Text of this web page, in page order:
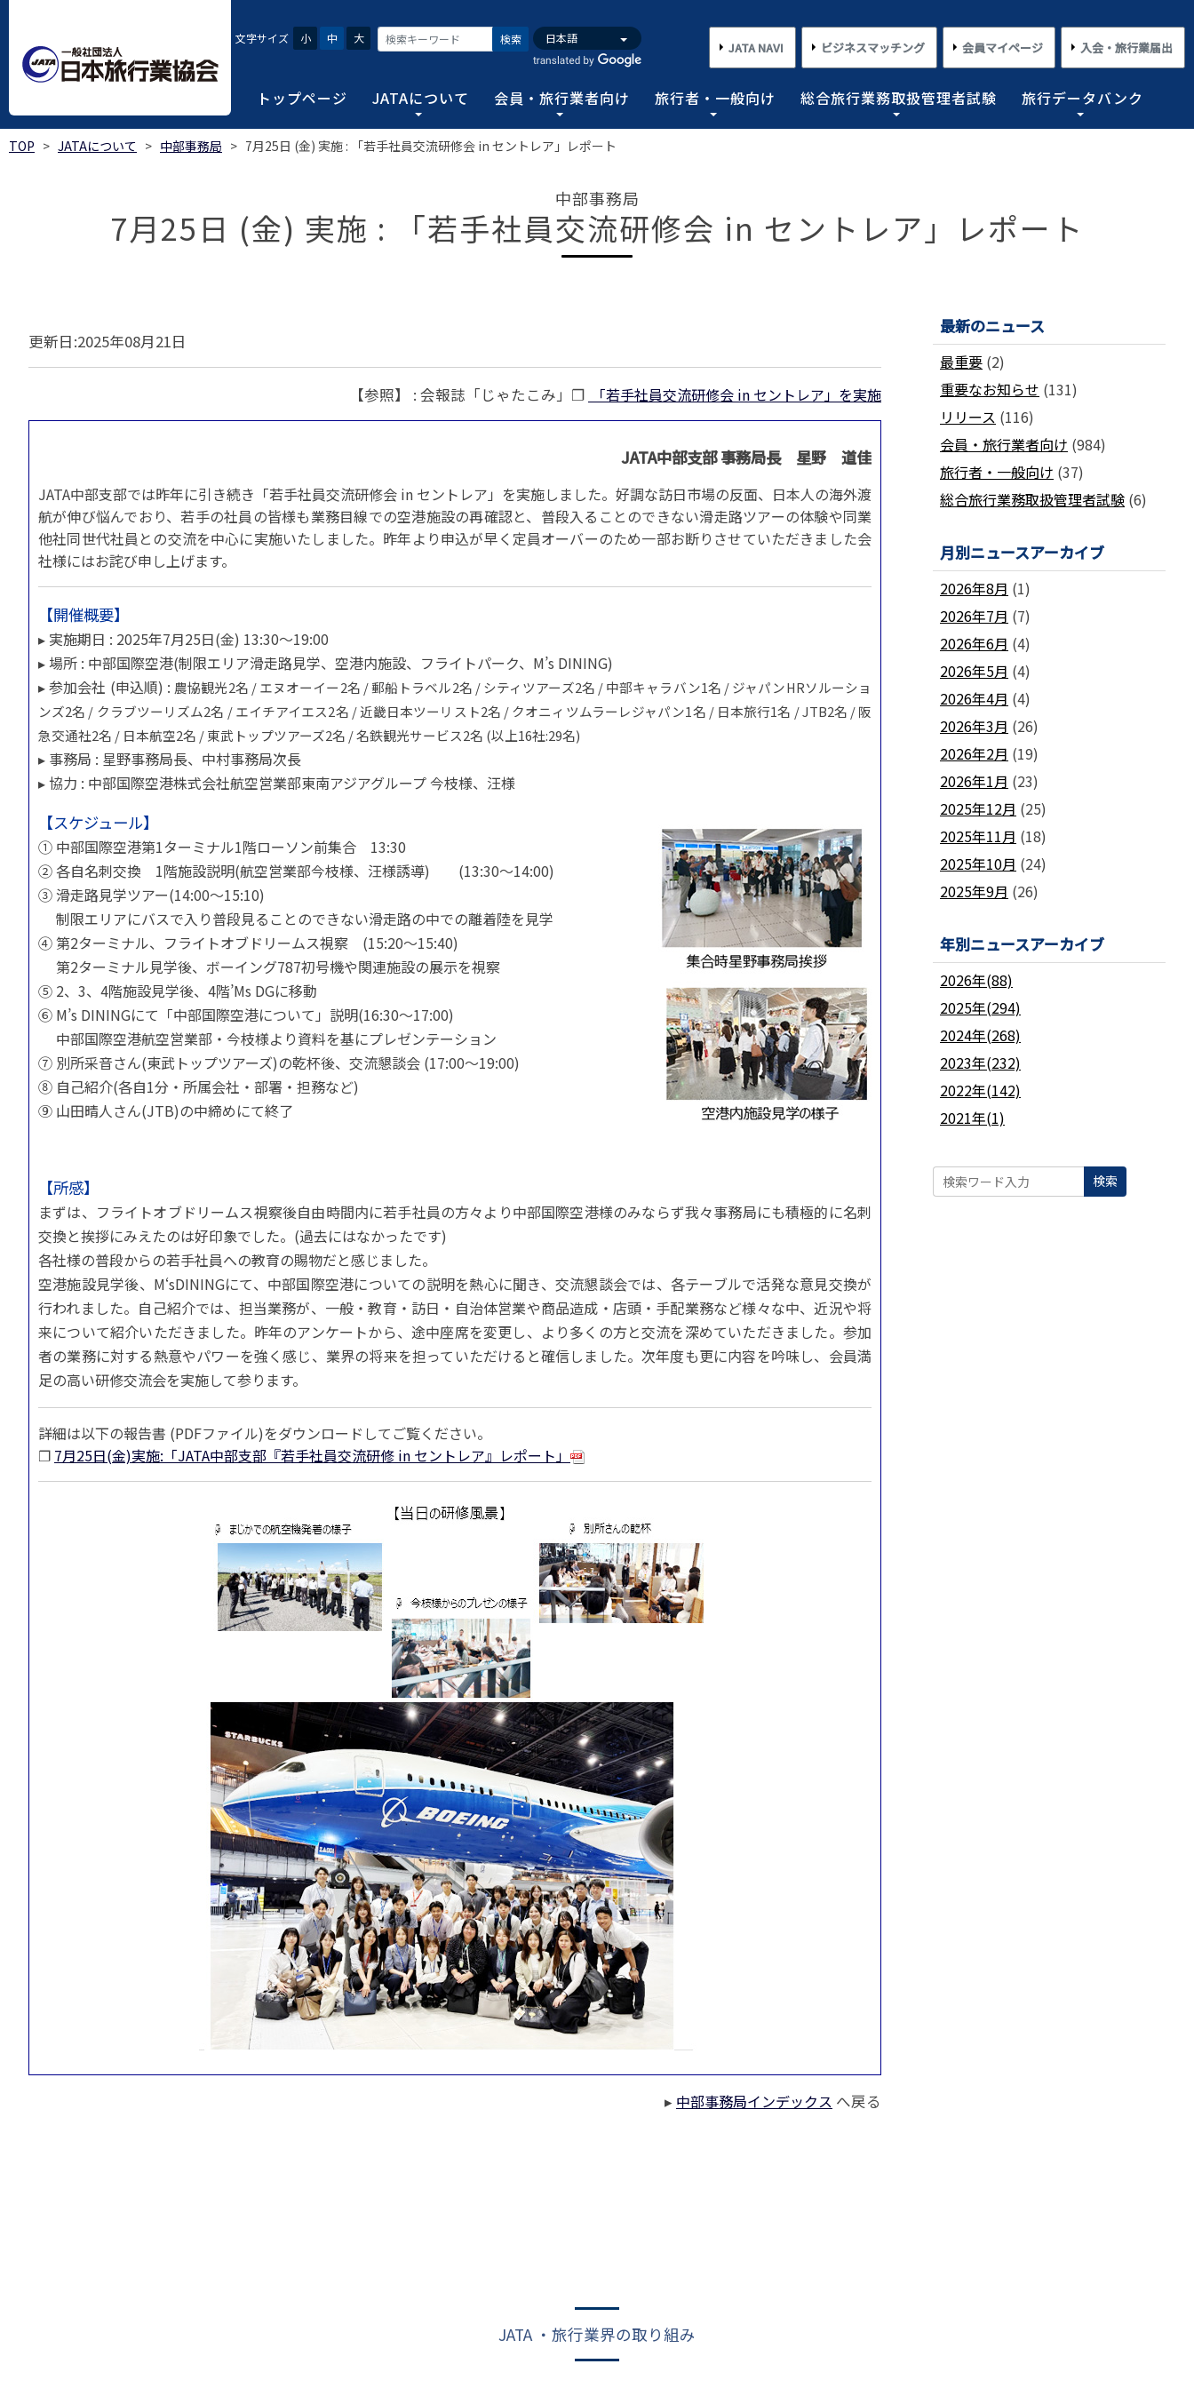
文字サイズ 小 中 大 検索
JATA NAVI ビジネスマッチング 会員マイページ 入会・旅行業届出
トップページ JATAについて
JATAについて
日本旅行業協会は、旅行需要の拡大と旅行業の健全な発展を図るとともに、旅行者に対する旅行業務の改善並びに旅行サービスの向上等を図
り、併せて会員相互の連絡協調につとめ、旅行の促進と観光事業の発展に貢献することを目的としており、旅行業法に基づく法定業務の他、
会員に共通する利益を図る業務、社会に貢献する業務などの協会の目的を達成するための業務を行なっています。
JATA経営フォーラム報告
提言など
JATAニュースリリース
会報誌「じゃたこみ」
会長所感
その他のお知らせ・ご案内
その他の活動
北陸復興支援活動
近年の主な復興支援活動
東北復興支援活動「JATAの道」
各地方事務局の情報と活動報告
関西事務局
北海道事務局
東北事務局
関東事務局
中部事務局
中四国事務局
プライベートも輝くために～
LADY JATA委員会について
こんな時、あなたならどうする?
会員・旅行業者向け
会員・旅行業者向け
当会へ入会するための手続き情報の他、旅行業登録に関する種々フォーマット、コンプライアンス情報等の登録関連情報。国内・海外旅行情
報や消費者苦情対応報告等、旅行業法に基づく旅行会社が営業に必要な情報等を掲載しています。
観光産業共通プラットフォームのご案
JOTC (アウトバウンド促進協議会)
ツアーグランプリ
太平洋アジア観光協会(PATA)日本支部
ユニバーサルツーリズム
お知らせ・情報
旅行業法関連・関係法令関連ガイドラ
イン等、約款申請 他
旅の安全・危機管理
障害者差別解消法
働き方改革
国土交通省ネガティブ情報検索サイト
JATA会員と旅行業の基本情報
旅行業の法令と、旅行業登録・申請
旅行業登録関係資料各種
会員・旅行業者向けサービス・事業
各種様式ダウンロード、資料販売
JATA主催のセミナー・研修
セミナー・研修
各種 合格証・修了証の再交付について
消費者苦情や相談対応
消費者からの質問、苦情・相談
苦情の報告 事例インデックス : 過去の
主な事例索引
苦情の報告2025 (事例集)
苦情の報告2022(事例集)
経営改善・資金繰り支援
資金繰り支援策
補助金・税制優遇
要望活動報告
要望活動報告
速報・ニュースバックナンバー
委員会議事次第
JATA速報バックナンバー(2020～)
ニュースメールバックナンバー(2024
～)
TOPICSバックナンバー(2020～)
JATA会員の入退会一覧
会員の入退会一覧
旅行者・一般向け
旅行者・一般向け
旅行会社をご利用される旅行者皆さまのための情報です。旅行時のトラブルを回避するための「安心・快適な旅の情報」、旅行時のトラブル
ご相談やご利用旅行業者が倒産した際の弁済業務保証金制度等、様々なお知らせを掲載しております。
貸切バスの安全運行パートナーシップ
宣言について
弁済業務保証金制度・ボンド保証制度
ワーケーション/ブレジャー
ラーケーション
旅行会社に就職希望学生向け情報
ハッピーマンデー 祝日の意義
総合旅行業務取扱管理者試験
総合旅行業務取扱管理者試験
旅行業者等は登録の業務範囲により、営業所ごとに地域限定、国内または総合旅行業務取扱管理者試験に合格した者を一人(従業員が概ね十名
以上の営業所では二名以上)選任し、旅行契約等に関する事務の管理・監督に関する業務を行わせることが義務付けられています。
過去5年間の試験問題・正解
過去5年間の試験問題・正解
合格証の再交付申請について
合格証の再交付申請について
旅行データバンク
旅行データバンク
様々な旅行業の数字データ、JATA会員旅行会社を対象に調査した旅行動向をまとめた旅行のトレンド。会員限定公開として海外渡航関連情報
を掲載しています。
向について」(国土交通省海事局)
2022年1月～12月 フライ&クルーズの
2001年から2020年までの「我が国の
クルーズ等の動向について」(国土交通
省海事局)
保存版 旅行統計 2023
保存版 旅行統計 2022
保存版 旅行統計 2021
保存版 旅行統計 2020
保存版 旅行統計バックナンバー(2019
～2010)
コロナ禍以前の旅行トレンド
数字が語る旅行業2025 PDF版
数字が語る旅行業2024 PDF版
数字が語る旅行業2023 PDF版
数字が語る旅行業2022 PDF版
「数字が語る旅行業」PDFファイル版
(2024-2011)
旅行会社の月別取扱実績)
ビジネスに活用できるインバウンドデ
TOP > JATAについて > 中部事務局 > 7月25日 (金) 実施 : 「若手社員交流研修会 in セントレア」レポート
中部事務局
7月25日 (金) 実施 : 「若手社員交流研修会 in セントレア」レポート
更新日:2025年08月21日
【参照】 : 会報誌「じゃたこみ」❐ 「若手社員交流研修会 in セントレア」を実施
JATA中部支部 事務局長 星野 道佳
JATA中部支部では昨年に引き続き「若手社員交流研修会 in セントレア」を実施しました。好調な訪日市場の反面、日本人の海外渡
航が伸び悩んでおり、若手の社員の皆様も業務目線での空港施設の再確認と、普段入ることのできない滑走路ツアーの体験や同業
他社同世代社員との交流を中心に実施いたしました。昨年より申込が早く定員オーバーのため一部お断りさせていただきました会
社様にはお詫び申し上げます。
【開催概要】
▸ 実施期日 : 2025年7月25日(金) 13:30～19:00
▸ 場所 : 中部国際空港(制限エリア滑走路見学、空港内施設、フライトパーク、M’s DINING)
▸ 参加会社 (申込順) : 農協観光2名 / エヌオーイー2名 / 郵船トラベル2名 / シティツアーズ2名 / 中部キャラバン1名 / ジャパンHRソルーショ
ンズ2名 / クラブツーリズム2名 / エイチアイエス2名 / 近畿日本ツーリスト2名 / クオニィツムラーレジャパン1名 / 日本旅行1名 / JTB2名 / 阪
急交通社2名 / 日本航空2名 / 東武トップツアーズ2名 / 名鉄観光サービス2名 (以上16社:29名)
▸ 事務局 : 星野事務局長、中村事務局次長
▸ 協力 : 中部国際空港株式会社航空営業部東南アジアグループ 今枝様、汪様
【スケジュール】
① 中部国際空港第1ターミナル1階ローソン前集合 13:30
② 各自名刺交換 1階施設説明(航空営業部今枝様、汪様誘導) (13:30～14:00)
③ 滑走路見学ツアー(14:00～15:10)
制限エリアにバスで入り普段見ることのできない滑走路の中での離着陸を見学
④ 第2ターミナル、フライトオブドリームス視察 (15:20～15:40)
第2ターミナル見学後、ボーイング787初号機や関連施設の展示を視察
⑤ 2、3、4階施設見学後、4階’Ms DGに移動
⑥ M’s DININGにて「中部国際空港について」説明(16:30～17:00)
中部国際空港航空営業部・今枝様より資料を基にプレゼンテーション
⑦ 別所采音さん(東武トップツアーズ)の乾杯後、交流懇談会 (17:00～19:00)
⑧ 自己紹介(各自1分・所属会社・部署・担務など)
⑨ 山田晴人さん(JTB)の中締めにて終了
【所感】
まずは、フライトオブドリームス視察後自由時間内に若手社員の方々より中部国際空港様のみならず我々事務局にも積極的に名刺
交換と挨拶にみえたのは好印象でした。(過去にはなかったです)
各社様の普段からの若手社員への教育の賜物だと感じました。
空港施設見学後、M‘sDININGにて、中部国際空港についての説明を熱心に聞き、交流懇談会では、各テーブルで活発な意見交換が
行われました。自己紹介では、担当業務が、一般・教育・訪日・自治体営業や商品造成・店頭・手配業務など様々な中、近況や将
来について紹介いただきました。昨年のアンケートから、途中座席を変更し、より多くの方と交流を深めていただきました。参加
者の業務に対する熱意やパワーを強く感じ、業界の将来を担っていただけると確信しました。次年度も更に内容を吟味し、会員満
足の高い研修交流会を実施して参ります。
詳細は以下の報告書 (PDFファイル)をダウンロードしてご覧ください。
❐ 7月25日(金)実施:「JATA中部支部『若手社員交流研修 in セントレア』レポート」
▸ 中部事務局インデックス へ戻る
最新のニュース
最重要 (2)
重要なお知らせ (131)
リリース (116)
会員・旅行業者向け (984)
旅行者・一般向け (37)
総合旅行業務取扱管理者試験 (6)
月別ニュースアーカイブ
2026年8月 (1)
2026年7月 (7)
2026年6月 (4)
2026年5月 (4)
2026年4月 (4)
2026年3月 (26)
2026年2月 (19)
2026年1月 (23)
2025年12月 (25)
2025年11月 (18)
2025年10月 (24)
2025年9月 (26)
年別ニュースアーカイブ
2026年(88)
2025年(294)
2024年(268)
2023年(232)
2022年(142)
2021年(1)
検索
JATA ・旅行業界の取り組み